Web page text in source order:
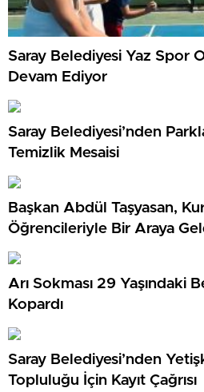
Saray Belediyesi Yaz Spor
Devam Ediyor
Saray Belediyesi’nden
Temizlik Mesaisi
Başkan Abdül Taşyasan,
Öğrencileriyle Bir Araya
Arı Sokması 29 Yaşındaki
Kopardı
Saray Belediyesi’nden
Topluluğu İçin Kayıt Çağrısı